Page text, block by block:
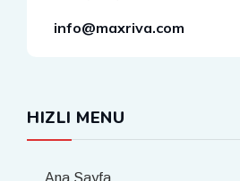
info@maxriva.com
HIZLI MENU